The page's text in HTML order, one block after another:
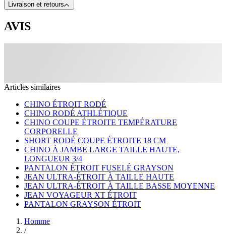
Livraison et retours
AVIS
Articles similaires
CHINO ÉTROIT RODÉ
CHINO RODÉ ATHLÉTIQUE
CHINO COUPE ÉTROITE TEMPÉRATURE
CORPORELLE
SHORT RODÉ COUPE ÉTROITE 18 CM
CHINO À JAMBE LARGE TAILLE HAUTE,
LONGUEUR 3/4
PANTALON ÉTROIT FUSELÉ GRAYSON
JEAN ULTRA-ÉTROIT À TAILLE HAUTE
JEAN ULTRA-ÉTROIT À TAILLE BASSE MOYENNE
JEAN VOYAGEUR XT ÉTROIT
PANTALON GRAYSON ÉTROIT
Homme
/